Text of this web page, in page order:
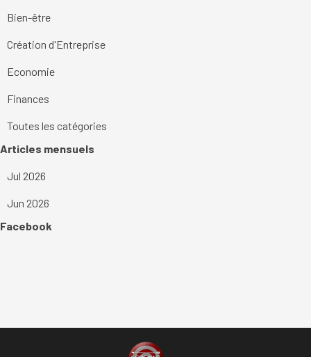
Bien-être
Création d'Entreprise
Economie
Finances
Toutes les catégories
Sauter le bloc Articles mensuels
Articles mensuels
Jul 2026
Jun 2026
Sauter le bloc Facebook
Facebook